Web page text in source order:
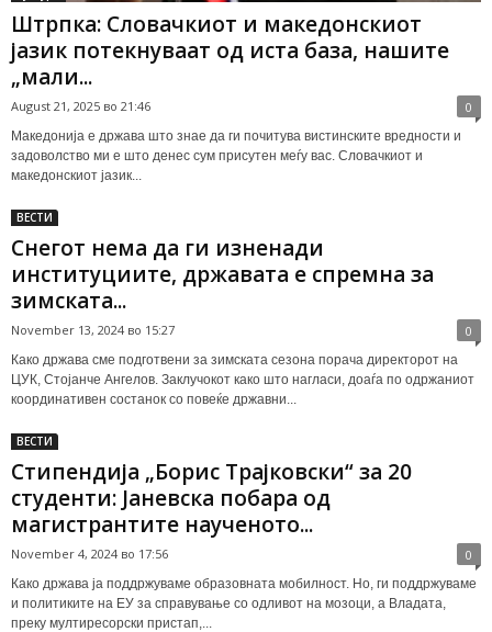
Штрпка: Словачкиот и македонскиот
јазик потекнуваат од иста база, нашите
„мали...
August 21, 2025 во 21:46 0
Македонија е држава што знае да ги почитува вистинските вредности и
задоволство ми е што денес сум присутен меѓу вас. Словачкиот и
македонскиот јазик...
ВЕСТИ
Снегот нема да ги изненади
институциите, државата е спремна за
зимската...
November 13, 2024 во 15:27 0
Како држава сме подготвени за зимската сезона порача директорот на
ЦУК, Стојанче Ангелов. Заклучокот како што нагласи, доаѓа по одржаниот
координативен состанок со повеќе државни...
ВЕСТИ
Стипендија „Борис Трајковски“ за 20
студенти: Јаневска побара од
магистрантите наученото...
November 4, 2024 во 17:56 0
Како држава ја поддржуваме образовната мобилност. Но, ги поддржуваме
и политиките на ЕУ за справување со одливот на мозоци, а Владата,
преку мултиресорски пристап,...